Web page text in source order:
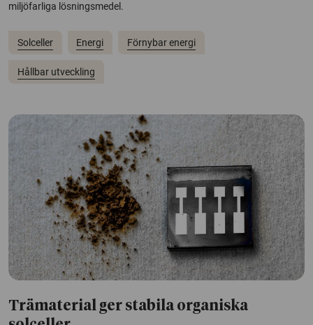
miljöfarliga lösningsmedel.
Solceller Energi Förnybar energi
Hållbar utveckling
Trämaterial ger stabila organiska